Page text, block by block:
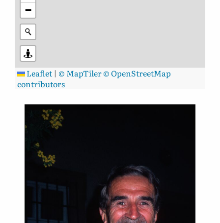
−
Leaflet | © MapTiler© OpenStreetMap
contributors